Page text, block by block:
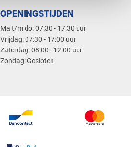
OPENINGSTIJDEN
Ma t/m do: 07:30 - 17:30 uur
​Vrijdag: 07:30 - 17:00 uur
​Zaterdag: 08:00 - 12:00 uur
​Zondag: Gesloten